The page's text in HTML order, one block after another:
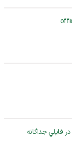
فايلي جداگانه